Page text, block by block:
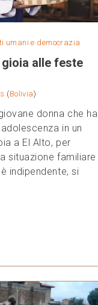
umani e democrazia
alle feste
(Bolivia)
donna che ha
in un
a El Alto, per
situazione familiare
indipendente, si